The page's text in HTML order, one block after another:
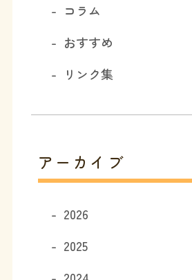
コラム
おすすめ
リンク集
アーカイブ
2026
2025